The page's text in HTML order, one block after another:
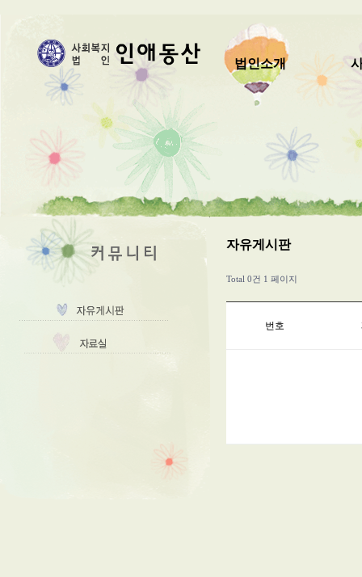
법인소개
자유게시판
Total 0건 1 페이지
번호